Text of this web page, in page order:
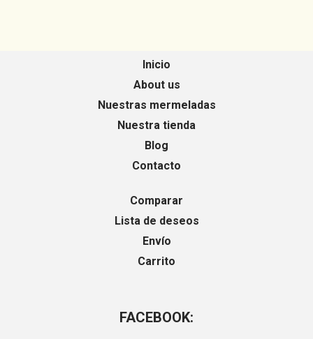
Inicio
About us
Nuestras mermeladas
Nuestra tienda
Blog
Contacto
Comparar
Lista de deseos
Envío
Carrito
FACEBOOK: